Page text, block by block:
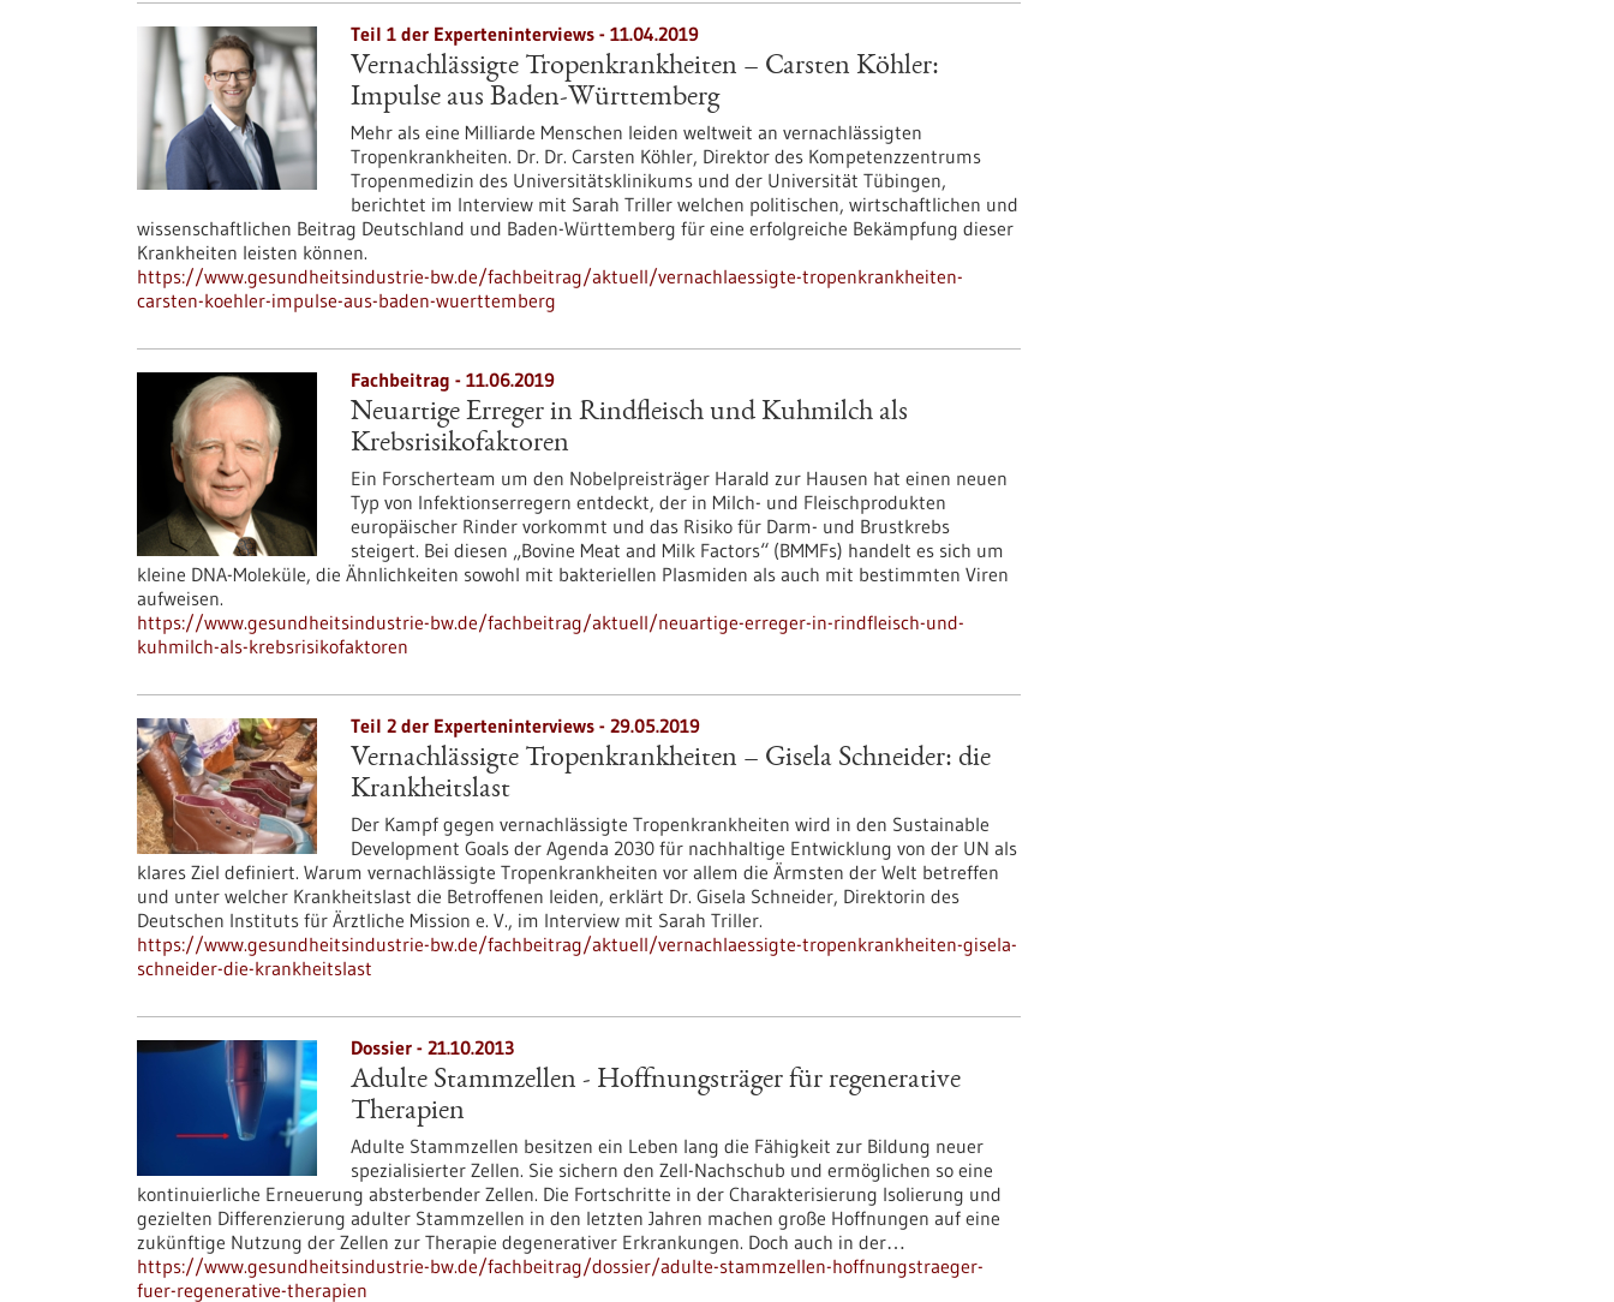
Teil 1 der Experteninterviews - 11.04.2019
Vernachlässigte Tropenkrankheiten – Carsten Köhler:
Impulse aus Baden-Württemberg
Mehr als eine Milliarde Menschen leiden weltweit an vernachlässigten
Tropenkrankheiten. Dr. Dr. Carsten Köhler, Direktor des Kompetenzzentrums
Tropenmedizin des Universitätsklinikums und der Universität Tübingen,
berichtet im Interview mit Sarah Triller welchen politischen, wirtschaftlichen und
wissenschaftlichen Beitrag Deutschland und Baden-Württemberg für eine erfolgreiche Bekämpfung dieser
Krankheiten leisten können.
https://www.gesundheitsindustrie-bw.de/fachbeitrag/aktuell/vernachlaessigte-tropenkrankheiten-
carsten-koehler-impulse-aus-baden-wuerttemberg
Fachbeitrag - 11.06.2019
Neuartige Erreger in Rindfleisch und Kuhmilch als
Krebsrisikofaktoren
Ein Forscherteam um den Nobelpreisträger Harald zur Hausen hat einen neuen
Typ von Infektionserregern entdeckt, der in Milch- und Fleischprodukten
europäischer Rinder vorkommt und das Risiko für Darm- und Brustkrebs
steigert. Bei diesen „Bovine Meat and Milk Factors“ (BMMFs) handelt es sich um
kleine DNA-Moleküle, die Ähnlichkeiten sowohl mit bakteriellen Plasmiden als auch mit bestimmten Viren
aufweisen.
https://www.gesundheitsindustrie-bw.de/fachbeitrag/aktuell/neuartige-erreger-in-rindfleisch-und-
kuhmilch-als-krebsrisikofaktoren
Teil 2 der Experteninterviews - 29.05.2019
Vernachlässigte Tropenkrankheiten – Gisela Schneider: die
Krankheitslast
Der Kampf gegen vernachlässigte Tropenkrankheiten wird in den Sustainable
Development Goals der Agenda 2030 für nachhaltige Entwicklung von der UN als
klares Ziel definiert. Warum vernachlässigte Tropenkrankheiten vor allem die Ärmsten der Welt betreffen
und unter welcher Krankheitslast die Betroffenen leiden, erklärt Dr. Gisela Schneider, Direktorin des
Deutschen Instituts für Ärztliche Mission e. V., im Interview mit Sarah Triller.
https://www.gesundheitsindustrie-bw.de/fachbeitrag/aktuell/vernachlaessigte-tropenkrankheiten-gisela-
schneider-die-krankheitslast
Dossier - 21.10.2013
Adulte Stammzellen - Hoffnungsträger für regenerative
Therapien
Adulte Stammzellen besitzen ein Leben lang die Fähigkeit zur Bildung neuer
spezialisierter Zellen. Sie sichern den Zell-Nachschub und ermöglichen so eine
kontinuierliche Erneuerung absterbender Zellen. Die Fortschritte in der Charakterisierung Isolierung und
gezielten Differenzierung adulter Stammzellen in den letzten Jahren machen große Hoffnungen auf eine
zukünftige Nutzung der Zellen zur Therapie degenerativer Erkrankungen. Doch auch in der…
https://www.gesundheitsindustrie-bw.de/fachbeitrag/dossier/adulte-stammzellen-hoffnungstraeger-
fuer-regenerative-therapien